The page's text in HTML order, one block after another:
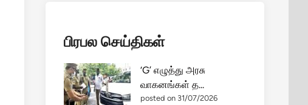
பிரபல செய்திகள்
‘G’ எழுத்து அரசு
வாகனங்கள் த...
posted on 31/07/2026